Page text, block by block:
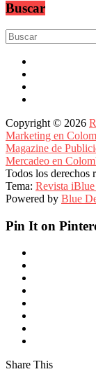
Buscar
Copyright © 2026
Marketing en
Magazine de
Mercadeo en
Todos los derechos
Tema: Revista
Powered by Blue
Pin It on
Share This